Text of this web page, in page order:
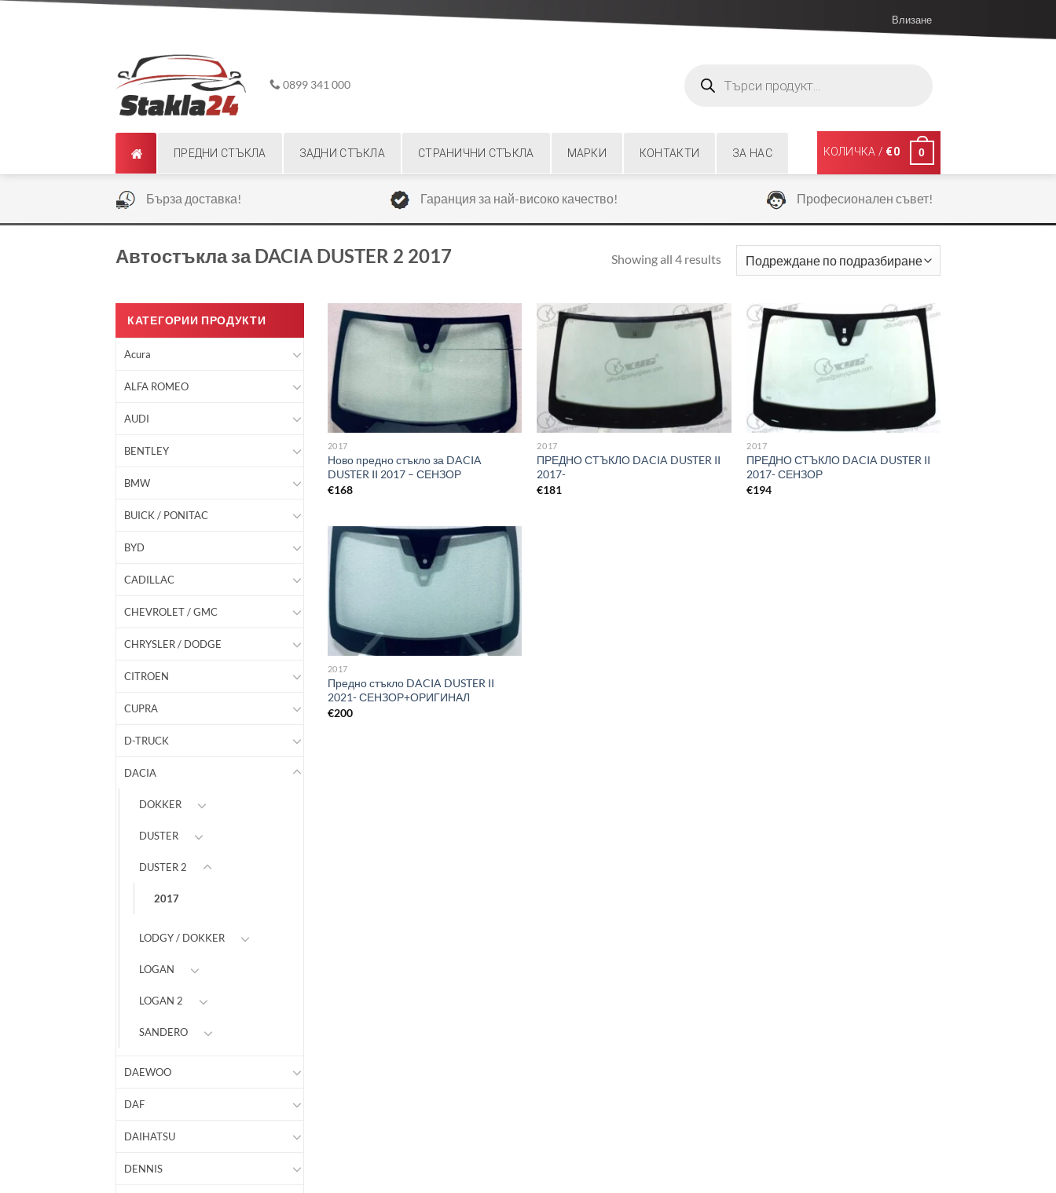
Влизане
0899 341 000
search
ПРЕДНИ СТЪКЛА ЗАДНИ СТЪКЛА СТРАНИЧНИ СТЪКЛА МАРКИ КОНТАКТИ ЗА НАС КОЛИЧКА / €0 0
Бърза доставка! Гаранция за най-високо качество! Професионален съвет!
Автостъкла за DACIA DUSTER 2 2017 Showing all 4 results
КАТЕГОРИИ ПРОДУКТИ
Acura
ALFA ROMEO
AUDI
BENTLEY
BMW
BUICK / PONITAC
BYD
CADILLAC
CHEVROLET / GMC
CHRYSLER / DODGE
CITROEN
CUPRA
D-TRUCK
DACIA
DOKKER
DUSTER
DUSTER 2
2017
LODGY / DOKKER
LOGAN
LOGAN 2
SANDERO
DAEWOO
DAF
DAIHATSU
DENNIS
2017
Ново предно стъкло за DACIA
DUSTER II 2017 – СЕНЗОР
€168
2017
ПРЕДНО СТЪКЛО DACIA DUSTER II
2017-
€181
2017
ПРЕДНО СТЪКЛО DACIA DUSTER II
2017- СЕНЗОР
€194
2017
Предно стъкло DACIA DUSTER II
2021- СЕНЗОР+ОРИГИНАЛ
€200